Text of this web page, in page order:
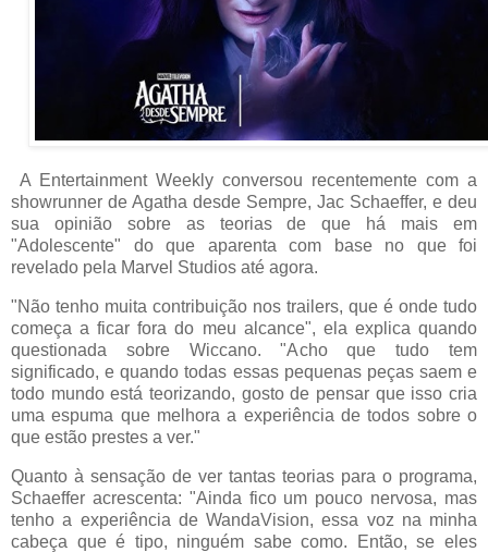
A Entertainment Weekly conversou recentemente com a
showrunner de Agatha desde Sempre, Jac Schaeffer, e deu
sua opinião sobre as teorias de que há mais em
"Adolescente" do que aparenta com base no que foi
revelado pela Marvel Studios até agora.
"Não tenho muita contribuição nos trailers, que é onde tudo
começa a ficar fora do meu alcance", ela explica quando
questionada sobre Wiccano. "Acho que tudo tem
significado, e quando todas essas pequenas peças saem e
todo mundo está teorizando, gosto de pensar que isso cria
uma espuma que melhora a experiência de todos sobre o
que estão prestes a ver."
Quanto à sensação de ver tantas teorias para o programa,
Schaeffer acrescenta: "Ainda fico um pouco nervosa, mas
tenho a experiência de WandaVision, essa voz na minha
cabeça que é tipo, ninguém sabe como. Então, se eles